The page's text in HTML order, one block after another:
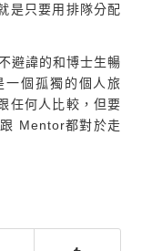
是只要用排隊分配
避諱的和博士生暢
一個孤獨的個人旅
任何人比較，但要
Mentor都對於走